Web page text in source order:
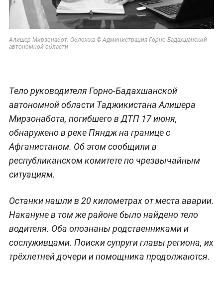
Алишер Мирзонабот. Обложка © Администрация Горно-Бадахшанский
автономной области
Тело руководителя Горно-Бадахшанской
автономной области Таджикистана Алишера
Мирзонабота, погибшего в ДТП 17 июня,
обнаружено в реке Пяндж на границе с
Афганистаном. Об этом сообщили в
республиканском комитете по чрезвычайным
ситуациям.
Останки нашли в 20 километрах от места аварии.
Накануне в том же районе было найдено тело
водителя. Оба опознаны родственниками и
сослуживцами. Поиски супруги главы региона, их
трёхлетней дочери и помощника продолжаются.